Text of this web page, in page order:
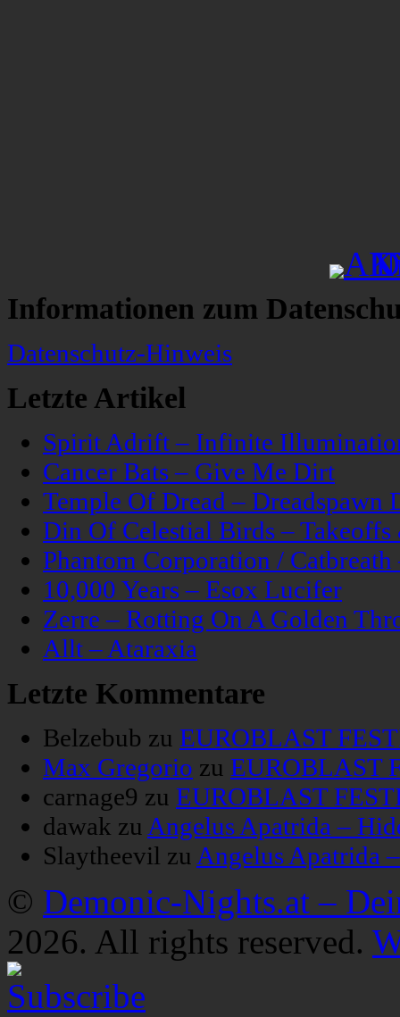
Informationen zum
Datenschutz-Hinweis
Letzte Artikel
Spirit Adrift – Infinite
Cancer Bats – Give Me Dirt
Temple Of Dread – Dreadspawn
Din Of Celestial Birds –
Phantom Corporation /
10,000 Years – Esox Lucifer
Zerre – Rotting On A Golden
Allt – Ataraxia
Letzte Kommentare
Belzebub zu EUROBLAST
Max Gregorio zu EUROBLAST
carnage9 zu EUROBLAST
dawak zu Angelus Apatrida –
Slaytheevil zu Angelus Apatrida
© Demonic-Nights.at –
2026. All rights reserved.